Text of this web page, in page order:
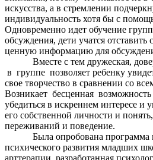
искусства, а в стремлении
индивидуальность хотя бы с
Одновременно идет обучение
обсуждения, дети учатся отставить
ценную информацию для
Вместе с тем дружеская,
в группе позволяет ребенку
свое творчество в сравнении со
Возникает бесценная возможность
убедиться в искреннем интересе и
его собственной личности и
переживаний и поведение.
Была опробована программа
психического развития младших